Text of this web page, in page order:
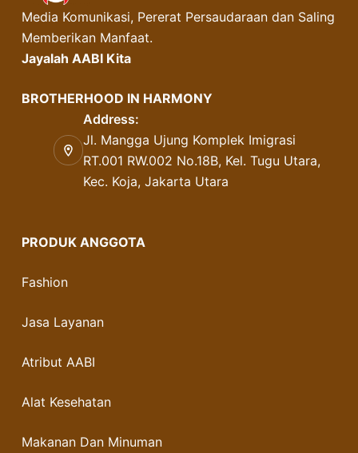
Media Komunikasi, Pererat Persaudaraan dan Saling
Memberikan Manfaat.
Jayalah AABI Kita
BROTHERHOOD IN HARMONY
Address:
Jl. Mangga Ujung Komplek Imigrasi
RT.001 RW.002 No.18B, Kel. Tugu Utara,
Kec. Koja, Jakarta Utara
PRODUK ANGGOTA
Fashion
Jasa Layanan
Atribut AABI
Alat Kesehatan
Makanan Dan Minuman